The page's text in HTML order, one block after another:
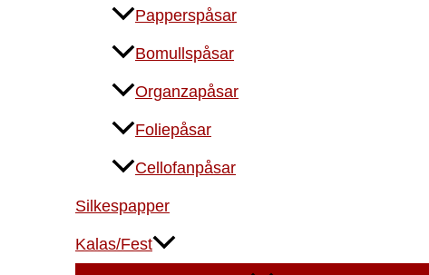
Papperspåsar
Bomullspåsar
Organzapåsar
Foliepåsar
Cellofanpåsar
Silkespapper
Kalas/Fest